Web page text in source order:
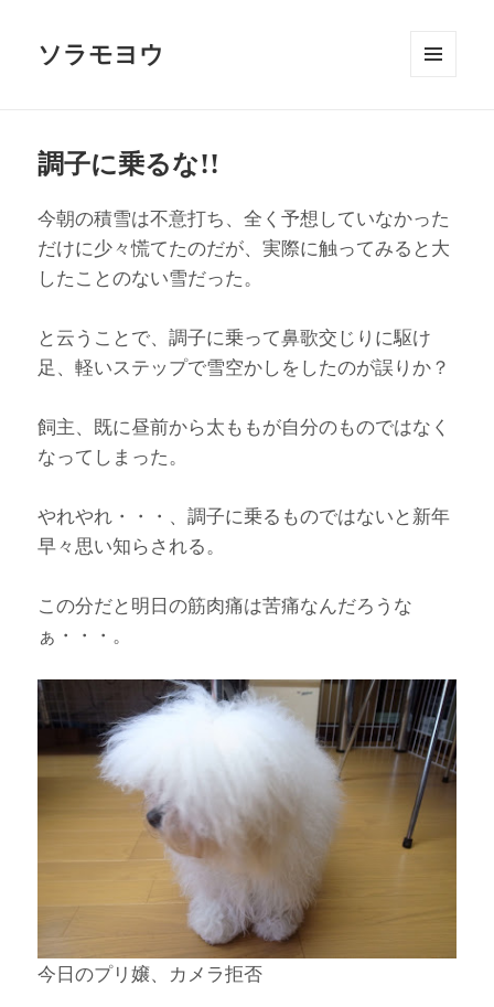
ソラモヨウ
調子に乗るな!!
今朝の積雪は不意打ち、全く予想していなかった
だけに少々慌てたのだが、実際に触ってみると大
したことのない雪だった。
と云うことで、調子に乗って鼻歌交じりに駆け
足、軽いステップで雪空かしをしたのが誤りか？
飼主、既に昼前から太ももが自分のものではなく
なってしまった。
やれやれ・・・、調子に乗るものではないと新年
早々思い知らされる。
この分だと明日の筋肉痛は苦痛なんだろうな
ぁ・・・。
今日のプリ嬢、カメラ拒否